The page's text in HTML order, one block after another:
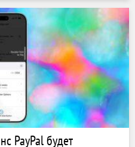
PayPal будет